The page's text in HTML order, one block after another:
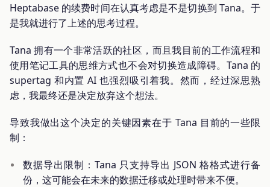
Heptabase 的续费时间在认真考虑是不是切换到 Tana。于
是我就进行了上述的思考过程。
Tana 拥有一个非常活跃的社区，而且我目前的工作流程和
使用笔记工具的思维方式也不会对切换造成障碍。Tana 的
supertag 和内置 AI 也强烈吸引着我。然而，经过深思熟
虑，我最终还是决定放弃这个想法。
导致我做出这个决定的关键因素在于 Tana 目前的一些限
制：
数据导出限制：Tana 只支持导出 JSON 格格式进行备
份，这可能会在未来的数据迁移或处理时带来不便。